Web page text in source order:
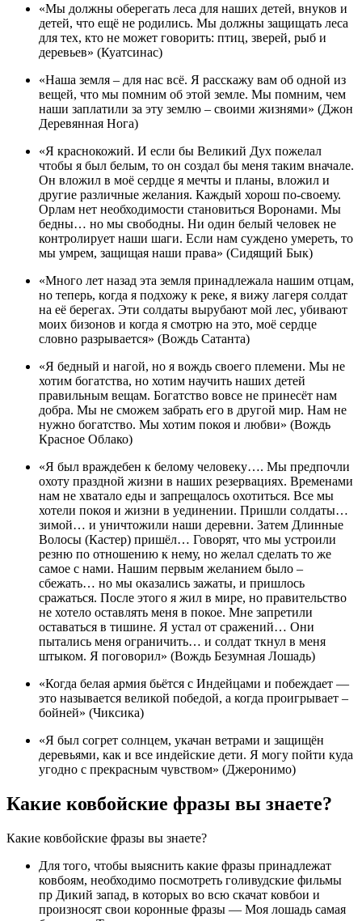
«Мы должны оберегать леса для наших детей, внуков и
детей, что ещё не родились. Мы должны защищать леса
для тех, кто не может говорить: птиц, зверей, рыб и
деревьев» (Куатсинас)
«Наша земля – для нас всё. Я расскажу вам об одной из
вещей, что мы помним об этой земле. Мы помним, чем
наши заплатили за эту землю – своими жизнями» (Джон
Деревянная Нога)
«Я краснокожий. И если бы Великий Дух пожелал
чтобы я был белым, то он создал бы меня таким вначале.
Он вложил в моё сердце я мечты и планы, вложил и
другие различные желания. Каждый хорош по-своему.
Орлам нет необходимости становиться Воронами. Мы
бедны… но мы свободны. Ни один белый человек не
контролирует наши шаги. Если нам суждено умереть, то
мы умрем, защищая наши права» (Сидящий Бык)
«Много лет назад эта земля принадлежала нашим отцам,
но теперь, когда я подхожу к реке, я вижу лагеря солдат
на её берегах. Эти солдаты вырубают мой лес, убивают
моих бизонов и когда я смотрю на это, моё сердце
словно разрывается» (Вождь Сатанта)
«Я бедный и нагой, но я вождь своего племени. Мы не
хотим богатства, но хотим научить наших детей
правильным вещам. Богатство вовсе не принесёт нам
добра. Мы не сможем забрать его в другой мир. Нам не
нужно богатство. Мы хотим покоя и любви» (Вождь
Красное Облако)
«Я был враждебен к белому человеку…. Мы предпочли
охоту праздной жизни в наших резервациях. Временами
нам не хватало еды и запрещалось охотиться. Все мы
хотели покоя и жизни в уединении. Пришли солдаты…
зимой… и уничтожили наши деревни. Затем Длинные
Волосы (Кастер) пришёл… Говорят, что мы устроили
резню по отношению к нему, но желал сделать то же
самое с нами. Нашим первым желанием было –
сбежать… но мы оказались зажаты, и пришлось
сражаться. После этого я жил в мире, но правительство
не хотело оставлять меня в покое. Мне запретили
оставаться в тишине. Я устал от сражений… Они
пытались меня ограничить… и солдат ткнул в меня
штыком. Я поговорил» (Вождь Безумная Лошадь)
«Когда белая армия бьётся с Индейцами и побеждает —
это называется великой победой, а когда проигрывает –
бойней» (Чиксика)
«Я был согрет солнцем, укачан ветрами и защищён
деревьями, как и все индейские дети. Я могу пойти куда
угодно с прекрасным чувством» (Джеронимо)
Какие ковбойские фразы вы знаете?
Какие ковбойские фразы вы знаете?
Для того, чтобы выяснить какие фразы принадлежат
ковбоям, необходимо посмотреть голивудские фильмы
пр Дикий запад, в которых во всю скачат ковбои и
произносят свои коронные фразы — Моя лошадь самая